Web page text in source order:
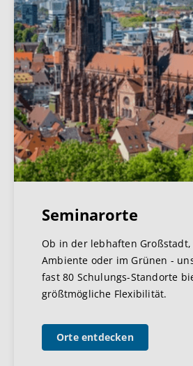
Seminarorte
Ob in der lebhaften
Ambiente oder im Grünen -
fast 80 Schulungs-Standorte
größtmögliche Flexibilität.
Orte entdecken